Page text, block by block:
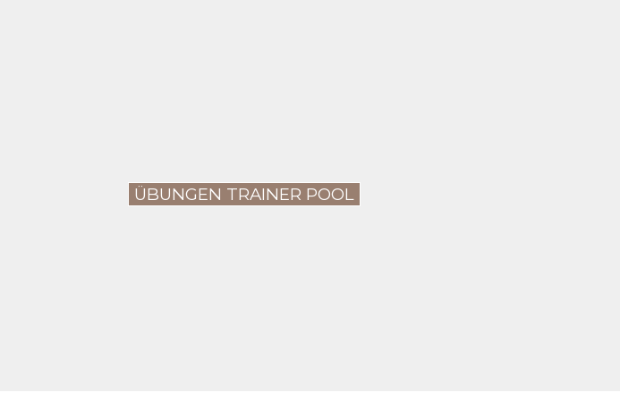
ÜBUNGEN TRAINER POOL